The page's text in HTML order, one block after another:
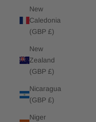
New
Caledonia
(GBP £)
New
Zealand
(GBP £)
Nicaragua
(GBP £)
Niger